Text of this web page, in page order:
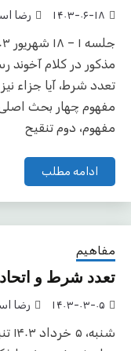
۱۴۰۳-۰۶-۱۸ رضا
مذکور در کلام
تعدد شرط، آیا جزاء
مفهوم چهار بحث
مفهوم، دوم تنقیح
ادامه مطلب
مفاهیم
تعدد شرط و
۱۴۰۳-۰۳-۰۵ رضا